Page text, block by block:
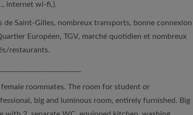
internet wi-fi,).
de Saint-Gilles, nombreux transports, bonne connexion
Européen, TGV, marché quotidien et nombreux
restaurants.
roommates. The room for student or
big and luminous room, entirely furnished. Big